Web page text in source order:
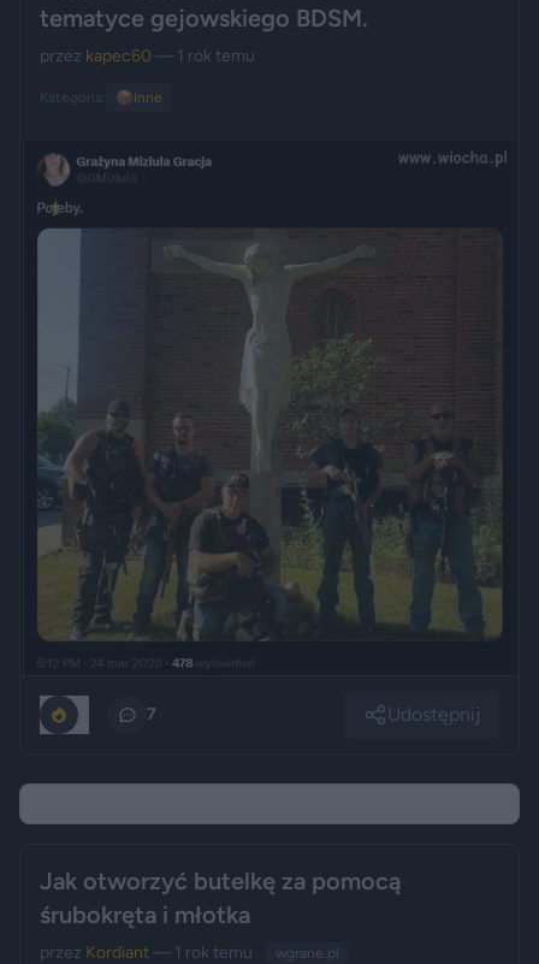
tematyce gejowskiego BDSM.
przez kapec60 — 1 rok temu
Kategoria: 📦 Inne
7 Udostępnij
Jak otworzyć butelkę za pomocą
śrubokręta i młotka
przez Kordiant— 1 rok temu wgrane.pl